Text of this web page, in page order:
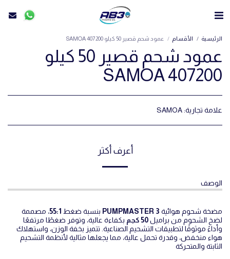
الرئيسية الأقسام عمود شحم قصير 50 كيلو SAMOA 407200
عمود شحم قصير 50 كيلو
SAMOA 407200
علامة تجارية:SAMOA
أعرف أكثر
الوصف
مضخة شحوم هوائية PUMPMASTER 3 بنسبة ضغط 55:1، مصممة
لضخ الشحوم من براميل50 كجم
بكفاءة عالية، وتوفر ضغطًا مرتفعًا
وأداءً موثوقًا لتطبيقات التشحيم الصناعية. تتميز بخفة الوزن، واستهلاك
هواء منخفض، وقدرة تحمل عالية، مما يجعلها مثالية لأنظمة التشحيم
الثابتة والمتحركة